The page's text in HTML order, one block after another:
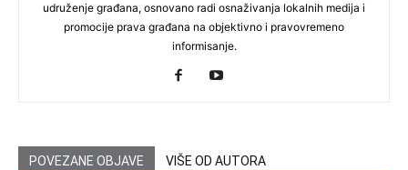
udruženje građana, osnovano radi osnaživanja lokalnih medija i
promocije prava građana na objektivno i pravovremeno
informisanje.
POVEZANE OBJAVE VIŠE OD AUTORA